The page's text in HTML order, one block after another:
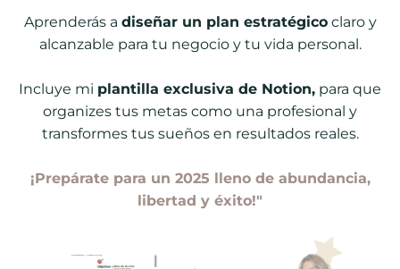
Aprenderás a diseñar un plan estratégicoclaro y
alcanzable para tu negocio y tu vida personal.
Incluye mi plantilla exclusiva de Notion, para que
organizes tus metas como una profesional y
transformes tus sueños en resultados reales.
¡Prepárate para un 2025 lleno de abundancia,
libertad y éxito!"